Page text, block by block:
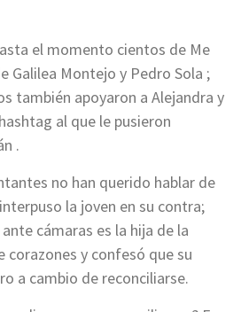
el momento cientos de Me
Galilea Montejo y Pedro Sola ;
también apoyaron a Alejandra y
al que le pusieron
.
no han querido hablar de
la joven en su contra;
cámaras es la hija de la
corazones y confesó que su
a cambio de reconciliarse.